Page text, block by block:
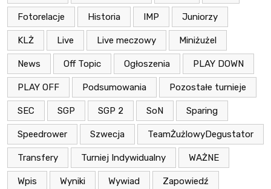
Fotorelacje Historia IMP Juniorzy
KLŻ Live Live meczowy Miniżużel
News Off Topic Ogłoszenia PLAY DOWN
PLAY OFF Podsumowania Pozostałe turnieje
SEC SGP SGP 2 SoN Sparing
Speedrower Szwecja TeamŻużlowyDegustator
Transfery Turniej Indywidualny WAŻNE
Wpis Wyniki Wywiad Zapowiedź